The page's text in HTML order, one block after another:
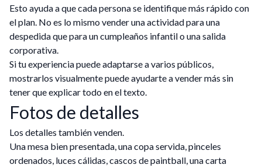
Esto ayuda a que cada persona se identifique más rápido con
el plan. No es lo mismo vender una actividad para una
despedida que para un cumpleaños infantil o una salida
corporativa.
Si tu experiencia puede adaptarse a varios públicos,
mostrarlos visualmente puede ayudarte a vender más sin
tener que explicar todo en el texto.
Fotos de detalles
Los detalles también venden.
Una mesa bien presentada, una copa servida, pinceles
ordenados, luces cálidas, cascos de paintball, una carta